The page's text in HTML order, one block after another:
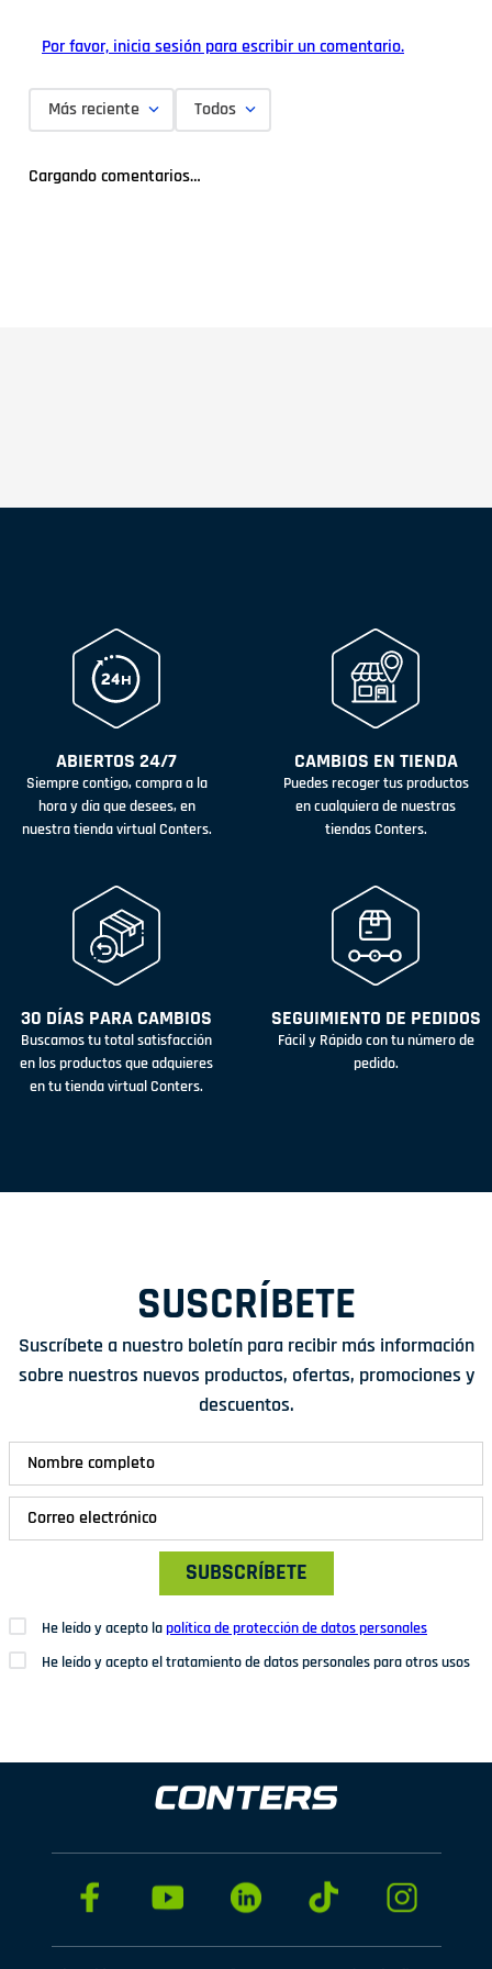
Por favor, inicia sesión para escribir un comentario.
Más reciente Todos
Cargando comentarios…
ABIERTOS 24/7
Siempre contigo, compra a la
hora y día que desees, en
nuestra tienda virtual Conters.
CAMBIOS EN TIENDA
Puedes recoger tus productos
en cualquiera de nuestras
tiendas Conters.
30 DÍAS PARA CAMBIOS
Buscamos tu total satisfacción
en los productos que adquieres
en tu tienda virtual Conters.
SEGUIMIENTO DE PEDIDOS
Fácil y Rápido con tu número de
pedido.
SUSCRÍBETE
Suscríbete a nuestro boletín para recibir más información
sobre nuestros nuevos productos, ofertas, promociones y
descuentos.
SUBSCRÍBETE
He leído y acepto lapolítica de protección de datos personales
He leído y acepto el tratamiento de datos personales para otros usos